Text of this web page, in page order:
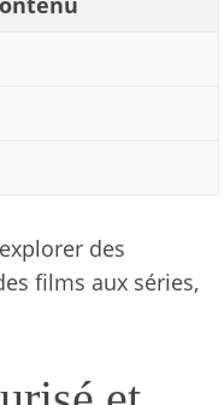
des
films aux séries,